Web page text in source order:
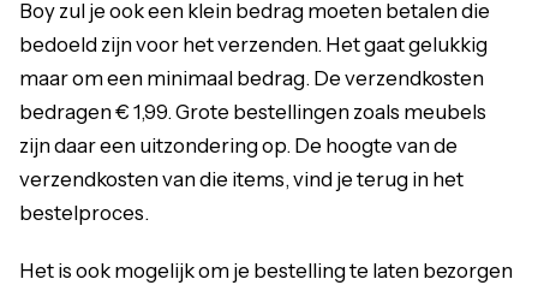
Boy zul je ook een klein bedrag moeten betalen die
bedoeld zijn voor het verzenden. Het gaat gelukkig
maar om een minimaal bedrag. De verzendkosten
bedragen € 1,99. Grote bestellingen zoals meubels
zijn daar een uitzondering op. De hoogte van de
verzendkosten van die items, vind je terug in het
bestelproces.
Het is ook mogelijk om je bestelling te laten bezorgen